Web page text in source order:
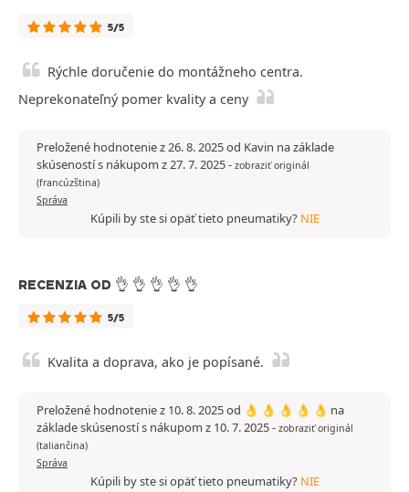
5/5
Rýchle doručenie do montážneho centra.
Neprekonateľný pomer kvality a ceny
Preložené hodnotenie z 26. 8. 2025 od Kavin na základe
skúseností s nákupom z 27. 7. 2025- zobraziť originál
(francúzština)
Správa
Kúpili by ste si opäť tieto pneumatiky? NIE
RECENZIA OD 👌 👌 👌 👌 👌
5/5
Kvalita a doprava, ako je popísané.
Preložené hodnotenie z 10. 8. 2025 od 👌 👌 👌 👌 👌 na
základe skúseností s nákupom z 10. 7. 2025- zobraziť originál
(taliančina)
Správa
Kúpili by ste si opäť tieto pneumatiky? NIE